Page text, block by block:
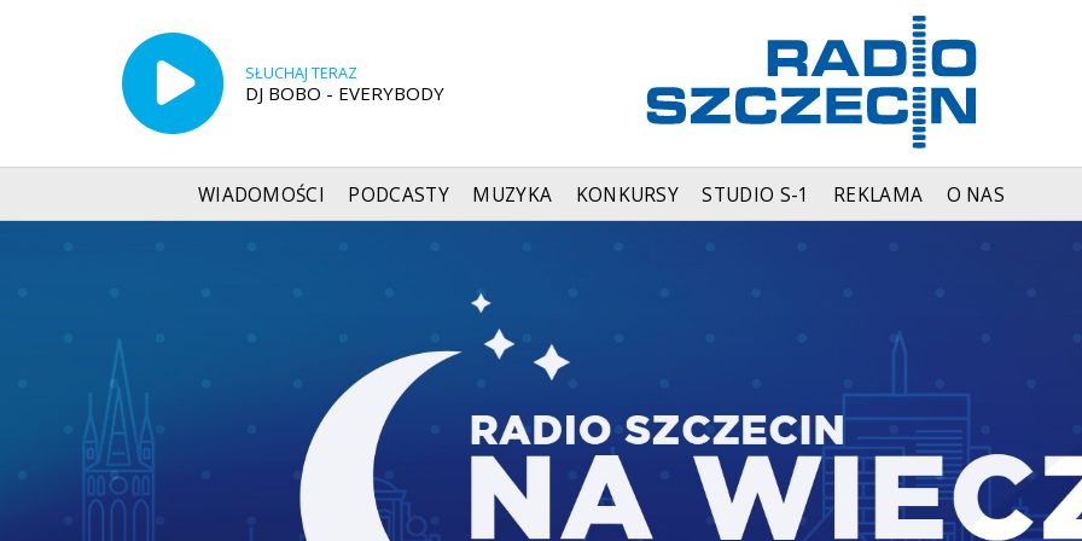
SŁUCHAJ TERAZ
DJ BOBO - EVERYBODY
WIADOMOŚCI PODCASTY MUZYKA KONKURSY STUDIO S-1 REKLAMA O NAS